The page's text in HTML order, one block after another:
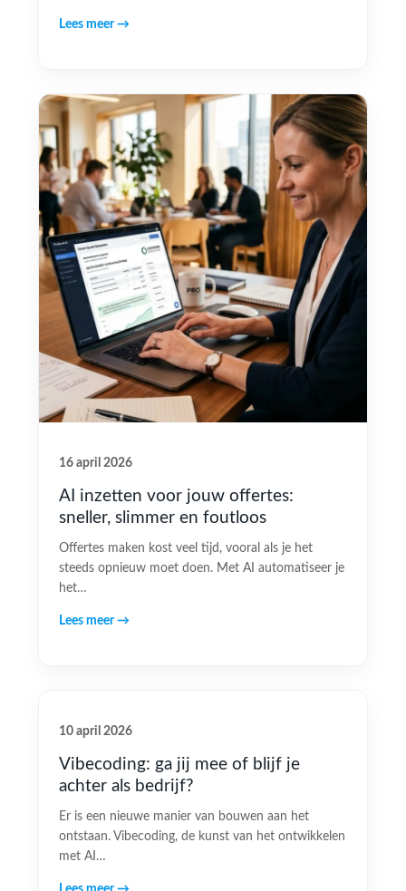
Lees meer →
16 april 2026
AI inzetten voor jouw offertes:
sneller, slimmer en foutloos
Offertes maken kost veel tijd, vooral als je het
steeds opnieuw moet doen. Met AI automatiseer je
het…
Lees meer →
10 april 2026
Vibecoding: ga jij mee of blijf je
achter als bedrijf?
Er is een nieuwe manier van bouwen aan het
ontstaan. Vibecoding, de kunst van het ontwikkelen
met AI…